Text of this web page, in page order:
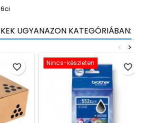
UGYANAZON KATEGÓRIÁBAN:
>
<
favorite_border Nincs-készleten favorite_border